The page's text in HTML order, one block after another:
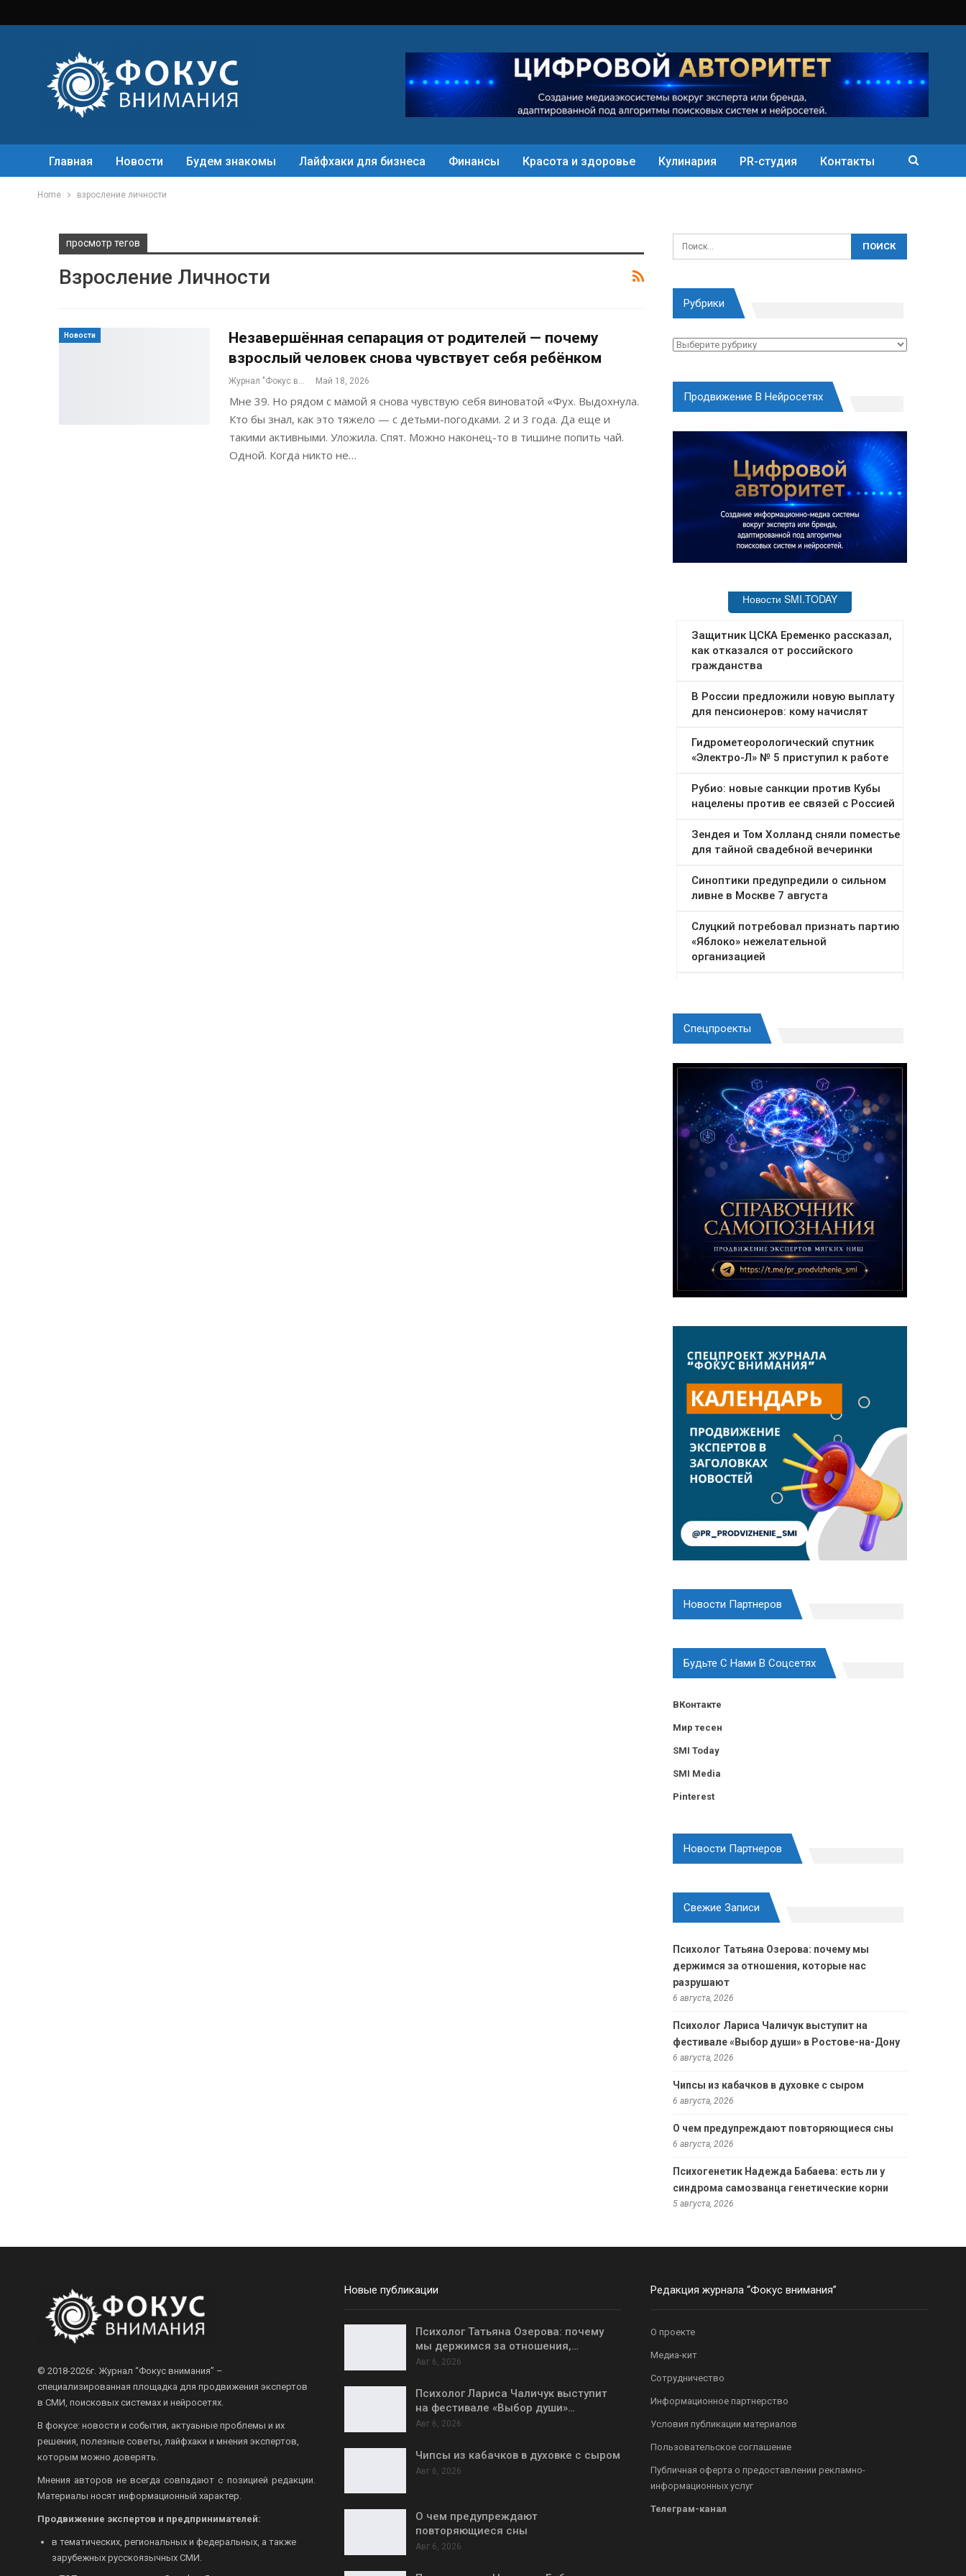
Главная Новости Будем знакомы Лайфхаки для бизнеса Финансы Красота и здоровье Кулинария PR-студия Контакты
Home взросление личности
просмотр тегов
Взросление Личности
Новости
Незавершённая сепарация от родителей — почему
взрослый человек снова чувствует себя ребёнком
Журнал "Фокус внимания" Май 18, 2026
Мне 39. Но рядом с мамой я снова чувствую себя виноватой «Фух. Выдохнула.
Кто бы знал, как это тяжело — с детьми-погодками. 2 и 3 года. Да еще и
такими активными. Уложила. Спят. Можно наконец-то в тишине попить чай.
Одной. Когда никто не…
Рубрики
Рубрики
Продвижение В Нейросетях
Спецпроекты
Новости Партнеров
Будьте С Нами В Соцсетях
ВКонтакте
Мир тесен
SMI Today
SMI Media
Pinterest
Новости Партнеров
Свежие Записи
Психолог Татьяна Озерова: почему мы
держимся за отношения, которые нас
разрушают
6 августа, 2026
Психолог Лариса Чаличук выступит на
фестивале «Выбор души» в Ростове-на-Дону
6 августа, 2026
Чипсы из кабачков в духовке с сыром
6 августа, 2026
О чем предупреждают повторяющиеся сны
6 августа, 2026
Психогенетик Надежда Бабаева: есть ли у
синдрома самозванца генетические корни
5 августа, 2026
© 2018-2026г. Журнал “Фокус внимания” –
специализированная площадка для продвижения экспертов
в СМИ, поисковых системах и нейросетях.
В фокусе: новости и события, актуаьные проблемы и их
решения, полезные советы, лайфхаки и мнения экспертов,
которым можно доверять.
Мнения авторов не всегда совпадают с позицией редакции.
Материалы носят информационный характер.
Продвижение экспертов и предпринимателей:
в тематических, региональных и федеральных, а также
зарубежных русскоязычных СМИ.
Новые публикации
Психолог Татьяна Озерова: почему
мы держимся за отношения,…
Авг 6, 2026
Психолог Лариса Чаличук выступит
на фестивале «Выбор души»…
Авг 6, 2026
Чипсы из кабачков в духовке с сыром
Авг 6, 2026
О чем предупреждают
повторяющиеся сны
Авг 6, 2026
Редакция журнала “Фокус внимания”
О проекте
Медиа-кит
Сотрудничество
Информационное партнерство
Условия публикации материалов
Пользовательское соглашение
Публичная оферта о предоставлении рекламно-
информационных услуг
Телеграм-канал